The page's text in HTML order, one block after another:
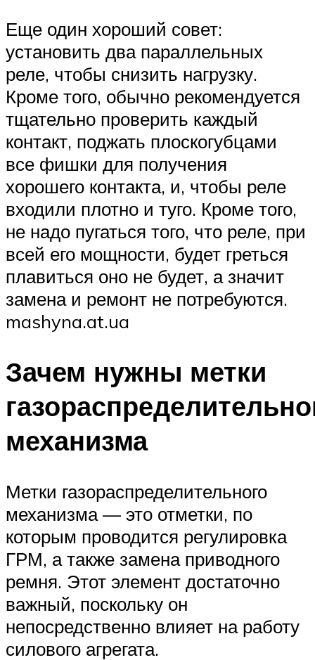
Еще один хороший совет:
установить два параллельных
реле, чтобы снизить нагрузку.
Кроме того, обычно рекомендуется
тщательно проверить каждый
контакт, поджать плоскогубцами
все фишки для получения
хорошего контакта, и, чтобы реле
входили плотно и туго. Кроме того,
не надо пугаться того, что реле, при
всей его мощности, будет греться
плавиться оно не будет, а значит
замена и ремонт не потребуются.
mashyna.at.ua
Зачем нужны метки
механизма
Метки газораспределительного
механизма — это отметки, по
которым проводится регулировка
ГРМ, а также замена приводного
ремня. Этот элемент достаточно
важный, поскольку он
непосредственно влияет на работу
силового агрегата.